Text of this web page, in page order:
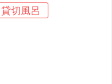
貸切風呂